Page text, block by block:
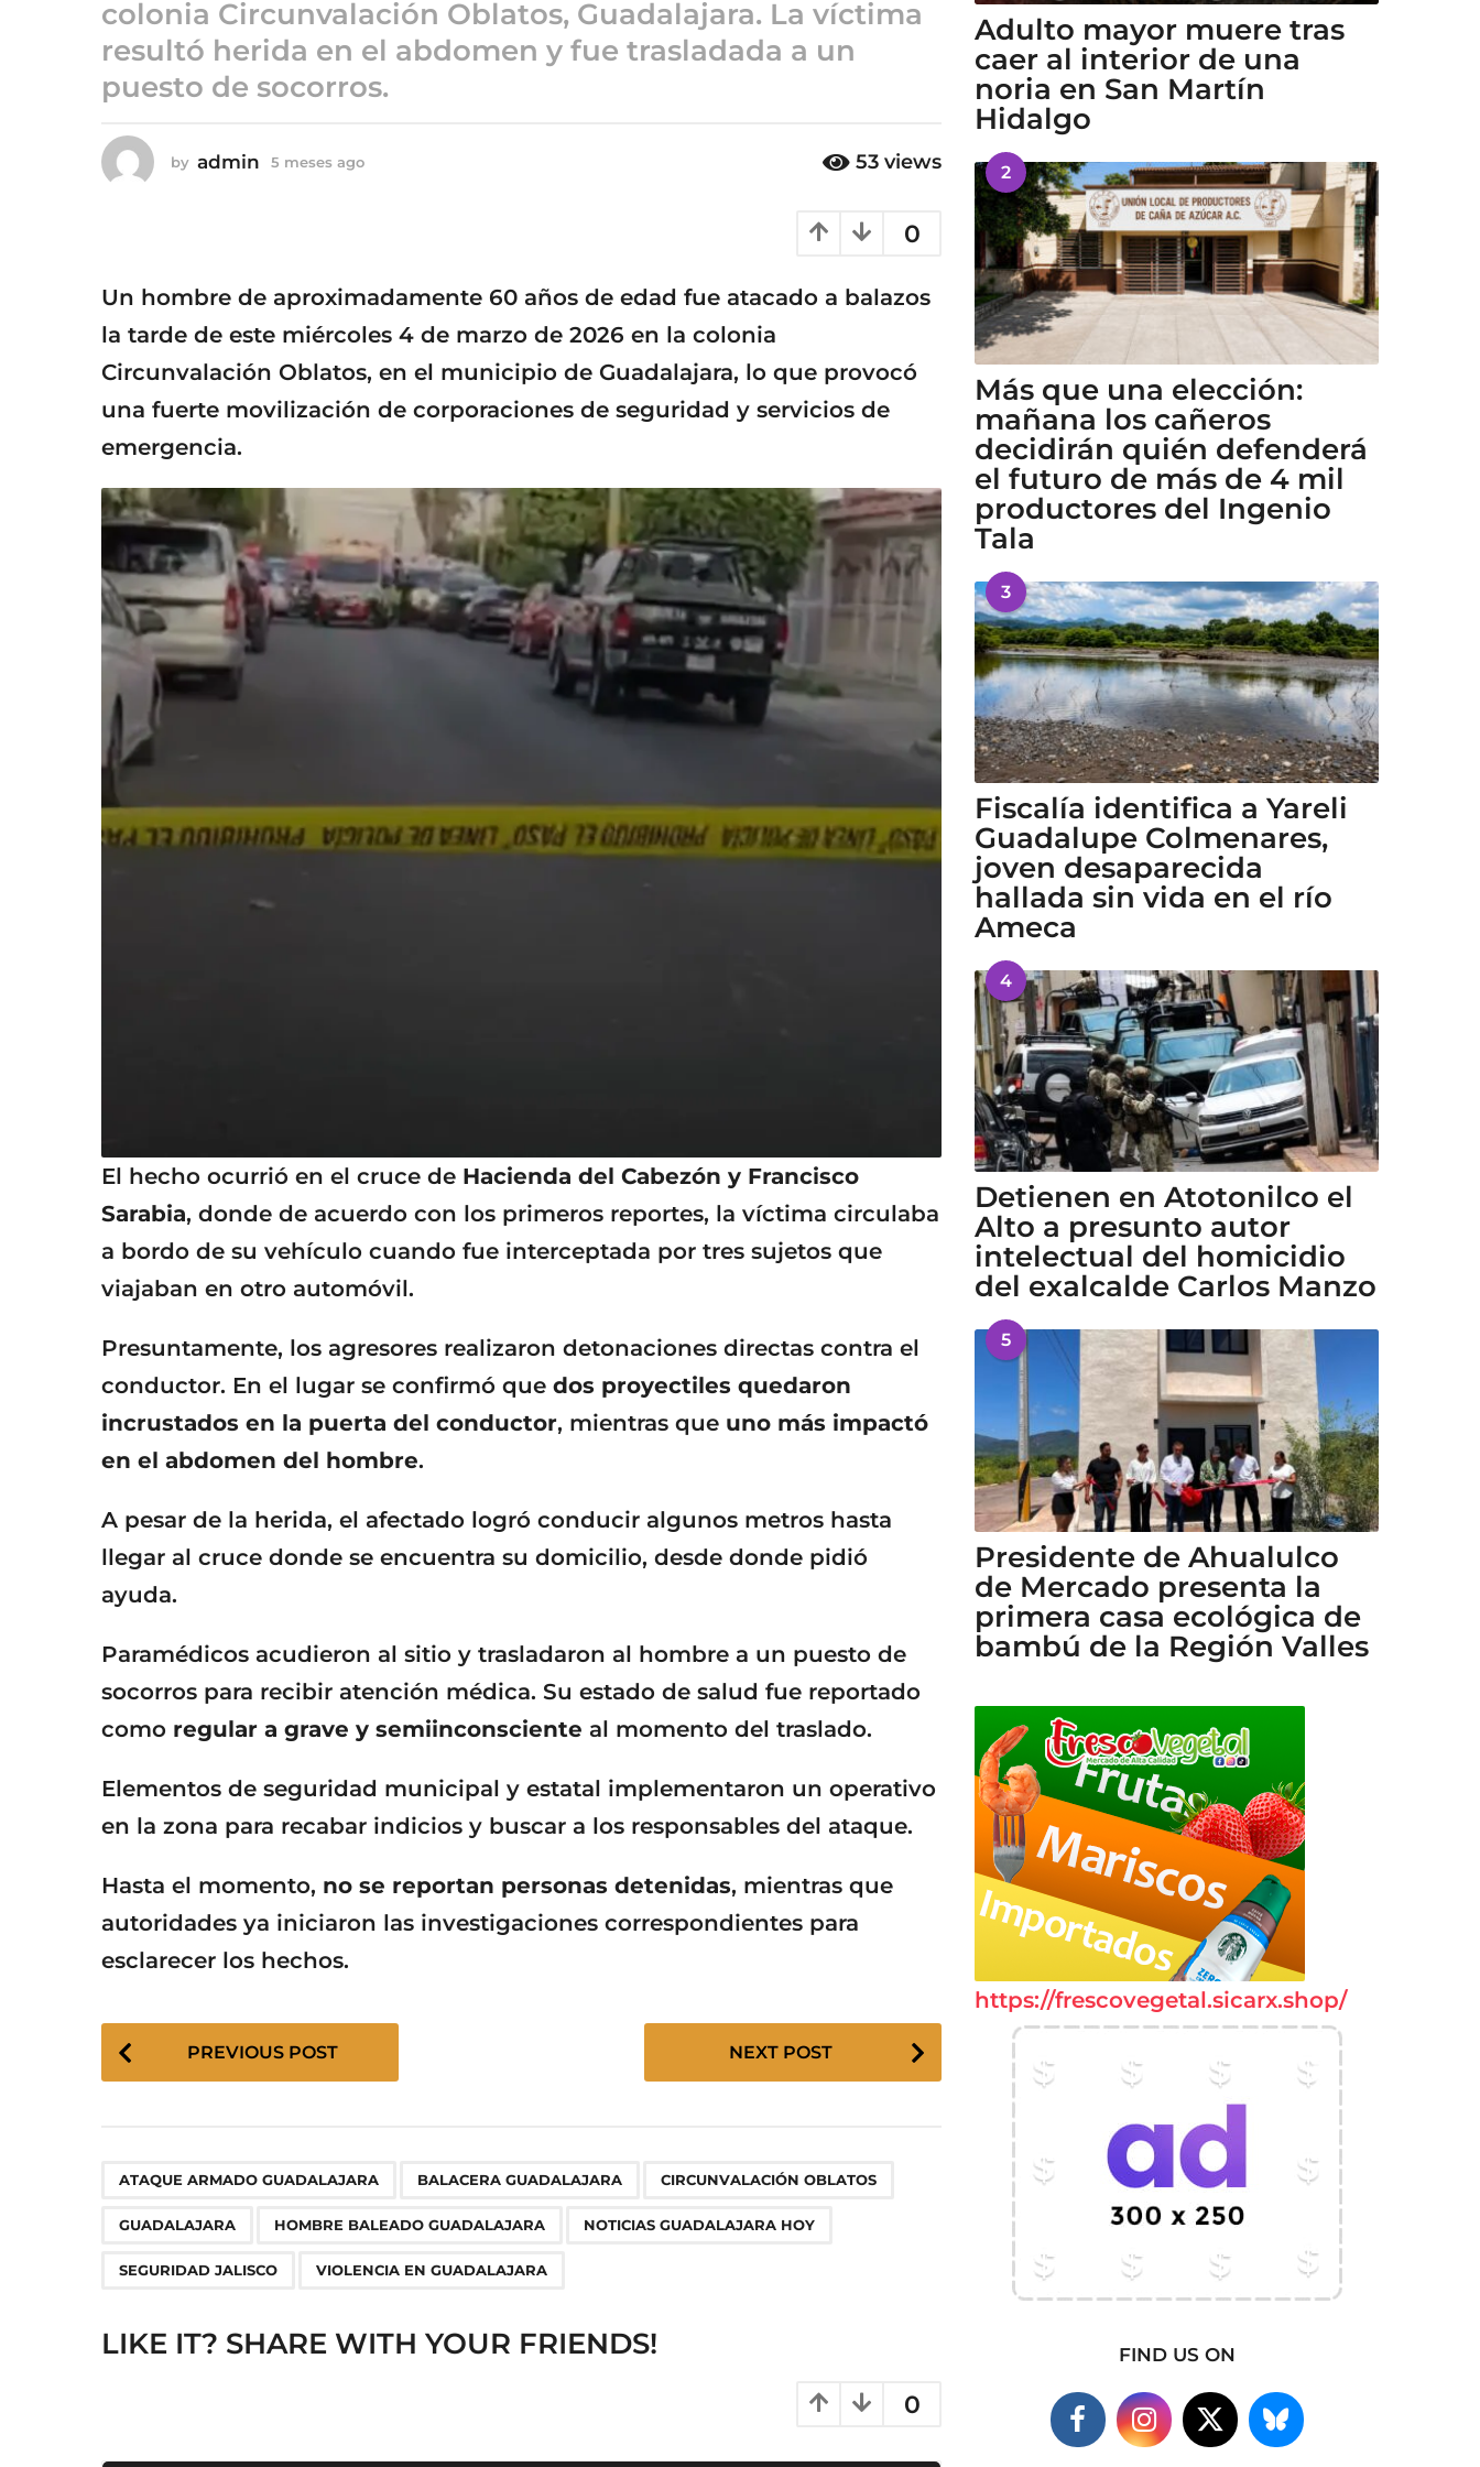
5
e
s
s
a
colonia Circunvalación Oblatos, Guadalajara. La víctima
resultó herida en el abdomen y fue trasladada a un
puesto de socorros.
by admin 5 meses ago
g
o
53 views
0
Un hombre de aproximadamente 60 años de edad fue atacado a balazos
la tarde de este miércoles 4 de marzo de 2026 en la colonia
Circunvalación Oblatos, en el municipio de Guadalajara, lo que provocó
una fuerte movilización de corporaciones de seguridad y servicios de
emergencia.
El hecho ocurrió en el cruce de Hacienda del Cabezón y Francisco
Sarabia, donde de acuerdo con los primeros reportes, la víctima circulaba
a bordo de su vehículo cuando fue interceptada por tres sujetos que
viajaban en otro automóvil.
Presuntamente, los agresores realizaron detonaciones directas contra el
conductor. En el lugar se confirmó que dos proyectiles quedaron
incrustados en la puerta del conductor, mientras que uno más impactó
en el abdomen del hombre.
A pesar de la herida, el afectado logró conducir algunos metros hasta
llegar al cruce donde se encuentra su domicilio, desde donde pidió
ayuda.
Paramédicos acudieron al sitio y trasladaron al hombre a un puesto de
socorros para recibir atención médica. Su estado de salud fue reportado
como regular a grave y semiinconsciente al momento del traslado.
Elementos de seguridad municipal y estatal implementaron un operativo
en la zona para recabar indicios y buscar a los responsables del ataque.
Hasta el momento, no se reportan personas detenidas, mientras que
autoridades ya iniciaron las investigaciones correspondientes para
esclarecer los hechos.
P
g
n
t
i
PREVIOUS POST NEXT POST
ATAQUE ARMADO GUADALAJARA BALACERA GUADALAJARA CIRCUNVALACIÓN OBLATOS
GUADALAJARA HOMBRE BALEADO GUADALAJARA NOTICIAS GUADALAJARA HOY
SEGURIDAD JALISCO VIOLENCIA EN GUADALAJARA
LIKE IT? SHARE WITH YOUR FRIENDS!
0
Adulto mayor muere tras
caer al interior de una
noria en San Martín
Hidalgo
2
Más que una elección:
mañana los cañeros
decidirán quién defenderá
el futuro de más de 4 mil
productores del Ingenio
Tala
3
Fiscalía identifica a Yareli
Guadalupe Colmenares,
joven desaparecida
hallada sin vida en el río
Ameca
4
Detienen en Atotonilco el
Alto a presunto autor
intelectual del homicidio
del exalcalde Carlos Manzo
5
Presidente de Ahualulco
de Mercado presenta la
primera casa ecológica de
bambú de la Región Valles
https://frescovegetal.sicarx.shop/
FIND US ON